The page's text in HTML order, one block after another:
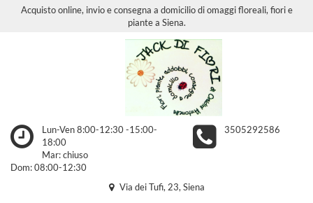
Acquisto online, invio e consegna a domicilio di omaggi floreali, fiori e
piante a Siena.
Lun-Ven 8:00-12:30 -15:00-
18:00
Mar: chiuso
Dom: 08:00-12:30
3505292586
Via dei Tufi, 23, Siena